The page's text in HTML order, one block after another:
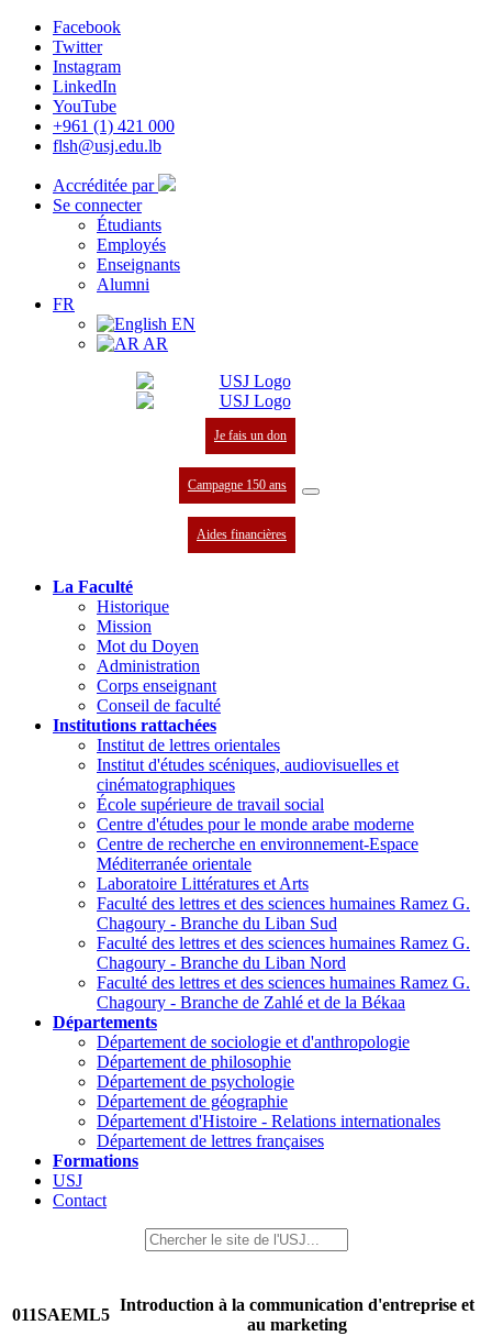
Facebook
Twitter
Instagram
LinkedIn
YouTube
+961 (1) 421 000
flsh@usj.edu.lb
Accréditée par
Se connecter
Étudiants
Employés
Enseignants
Alumni
FR
EN
AR
Je fais un don
Campagne 150 ans
Aides financières
La Faculté
Historique
Mission
Mot du Doyen
Administration
Corps enseignant
Conseil de faculté
Institutions rattachées
Institut de lettres orientales
Institut d'études scéniques, audiovisuelles et
cinématographiques
École supérieure de travail social
Centre d'études pour le monde arabe moderne
Centre de recherche en environnement-Espace
Méditerranée orientale
Laboratoire Littératures et Arts
Faculté des lettres et des sciences humaines Ramez G.
Chagoury - Branche du Liban Sud
Faculté des lettres et des sciences humaines Ramez G.
Chagoury - Branche du Liban Nord
Faculté des lettres et des sciences humaines Ramez G.
Chagoury - Branche de Zahlé et de la Békaa
Départements
Département de sociologie et d'anthropologie
Département de philosophie
Département de psychologie
Département de géographie
Département d'Histoire - Relations internationales
Département de lettres françaises
Formations
USJ
Contact
011SAEML5
Introduction à la communication d'entreprise et
au marketing